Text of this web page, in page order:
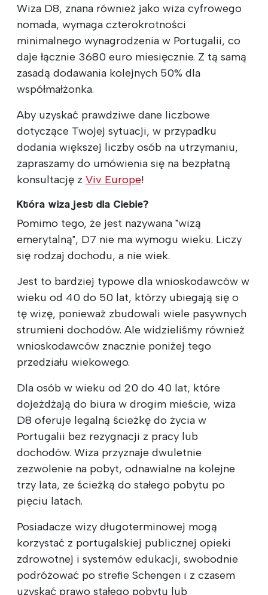
Wiza D8, znana również jako wiza cyfrowego
nomada, wymaga czterokrotności
minimalnego wynagrodzenia w Portugalii, co
daje łącznie 3680 euro miesięcznie. Z tą samą
zasadą dodawania kolejnych 50% dla
współmałżonka.
Aby uzyskać prawdziwe dane liczbowe
dotyczące Twojej sytuacji, w przypadku
dodania większej liczby osób na utrzymaniu,
zapraszamy do umówienia się na bezpłatną
konsultację z Viv Europe!
Która wiza jest dla Ciebie?
Pomimo tego, że jest nazywana "wizą
emerytalną", D7 nie ma wymogu wieku. Liczy
się rodzaj dochodu, a nie wiek.
Jest to bardziej typowe dla wnioskodawców w
wieku od 40 do 50 lat, którzy ubiegają się o
tę wizę, ponieważ zbudowali wiele pasywnych
strumieni dochodów. Ale widzieliśmy również
wnioskodawców znacznie poniżej tego
przedziału wiekowego.
Dla osób w wieku od 20 do 40 lat, które
dojeżdżają do biura w drogim mieście, wiza
D8 oferuje legalną ścieżkę do życia w
Portugalii bez rezygnacji z pracy lub
dochodów. Wiza przyznaje dwuletnie
zezwolenie na pobyt, odnawialne na kolejne
trzy lata, ze ścieżką do stałego pobytu po
pięciu latach.
Posiadacze wizy długoterminowej mogą
korzystać z portugalskiej publicznej opieki
zdrowotnej i systemów edukacji, swobodnie
podróżować po strefie Schengen i z czasem
uzyskać prawo stałego pobytu lub